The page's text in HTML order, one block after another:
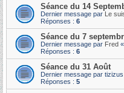
Séance du 14
Dernier message par Le
Réponses : 6
Séance du 7
Dernier message par Fred «
Réponses : 6
Séance du 31 Août
Dernier message par tizizus
Réponses : 5